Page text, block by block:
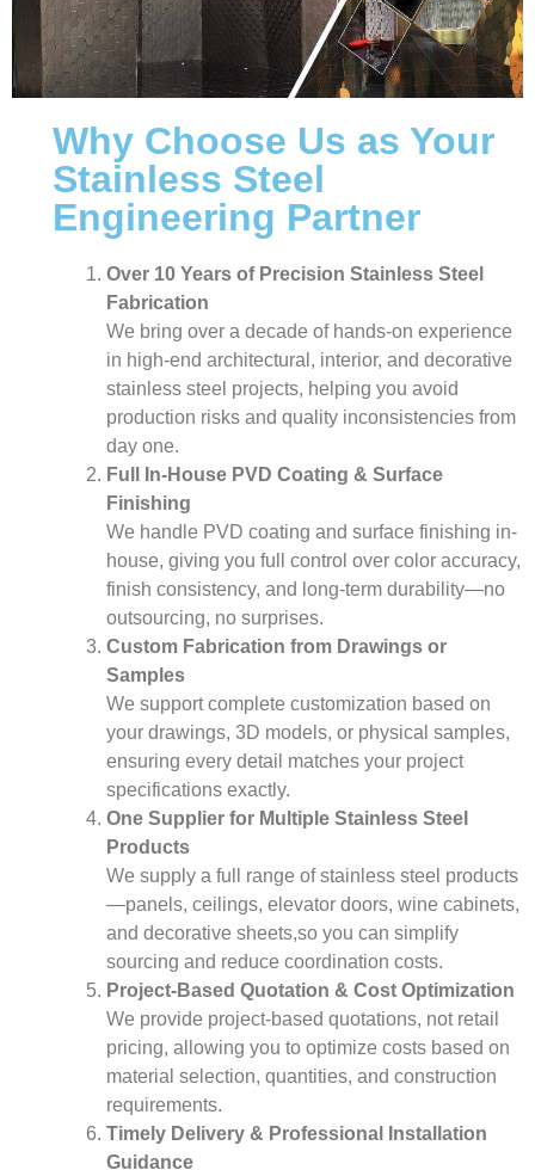
Why Choose Us as Your
Stainless Steel
Engineering Partner
Over 10 Years of Precision Stainless Steel
Fabrication
We bring over a decade of hands-on experience
in high-end architectural, interior, and decorative
stainless steel projects, helping you avoid
production risks and quality inconsistencies from
day one.
Full In-House PVD Coating & Surface
Finishing
We handle PVD coating and surface finishing in-
house, giving you full control over color accuracy,
finish consistency, and long-term durability—no
outsourcing, no surprises.
Custom Fabrication from Drawings or
Samples
We support complete customization based on
your drawings, 3D models, or physical samples,
ensuring every detail matches your project
specifications exactly.
One Supplier for Multiple Stainless Steel
Products
We supply a full range of stainless steel products
—panels, ceilings, elevator doors, wine cabinets,
and decorative sheets,so you can simplify
sourcing and reduce coordination costs.
Project-Based Quotation & Cost Optimization
We provide project-based quotations, not retail
pricing, allowing you to optimize costs based on
material selection, quantities, and construction
requirements.
Timely Delivery & Professional Installation
Guidance